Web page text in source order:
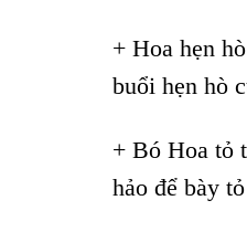
+ Hoa hẹn
buổi hẹn hò
+ Bó Hoa tỏ
hảo để bày